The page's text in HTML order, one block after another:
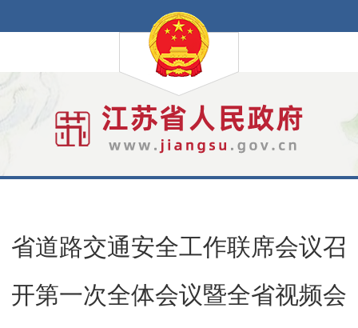
省道路交通安全工作联席会议召
开第一次全体会议暨全省视频会